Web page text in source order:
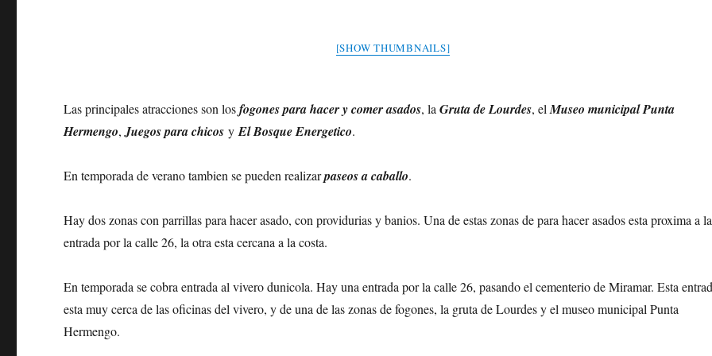
[SHOW THUMBNAILS]
Las principales atracciones son losfogones para hacer y comer asados, laGruta de Lourdes, elMuseo municipal Punta
Hermengo,Juegos para chicosyEl Bosque Energetico.
En temporada de verano tambien se pueden realizarpaseos a caballo.
Hay dos zonas con parrillas para hacer asado, con providurias y banios. Una de estas zonas de para hacer asados esta proxima a la
entrada por la calle 26, la otra esta cercana a la costa.
En temporada se cobra entrada al vivero dunicola. Hay una entrada por la calle 26, pasando el cementerio de Miramar. Esta
esta muy cerca de las oficinas del vivero, y de una de las zonas de fogones, la gruta de Lourdes y el museo municipal Punta
Hermengo.